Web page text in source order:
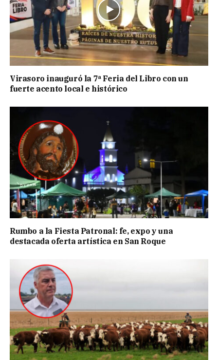
Virasoro inauguró la 7ª Feria del Libro con un
fuerte acento local e histórico
Rumbo a la Fiesta Patronal: fe, expo y una
destacada oferta artística en San Roque